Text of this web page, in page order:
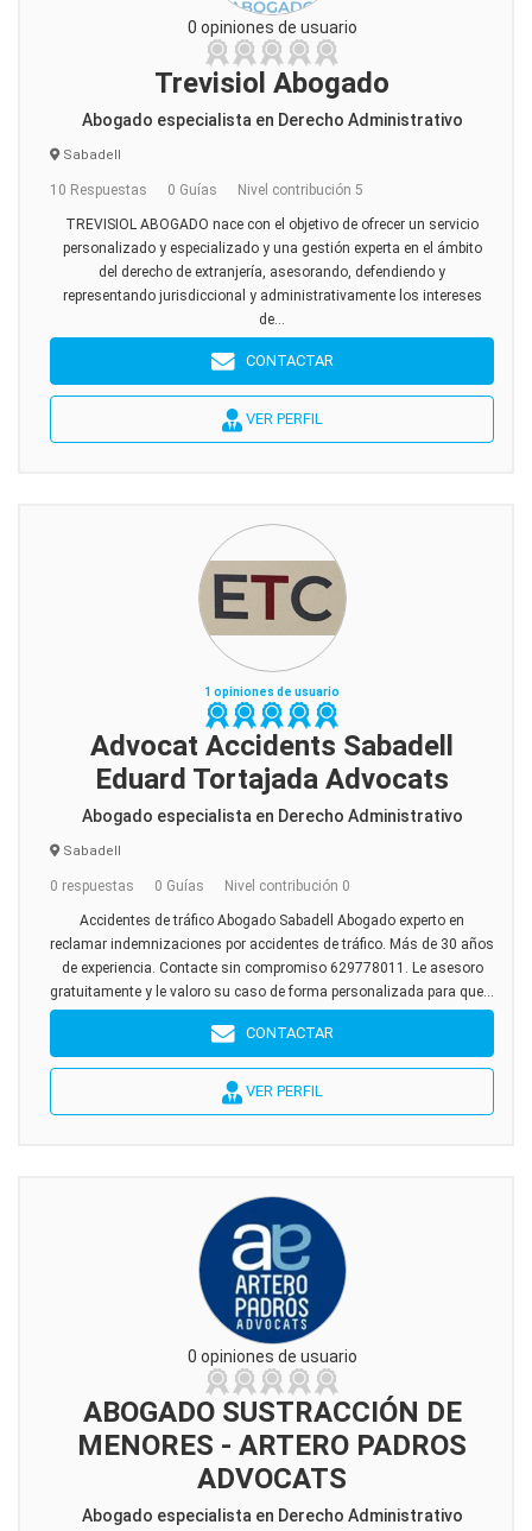
0 opiniones de usuario
Trevisiol Abogado
Abogado especialista en Derecho Administrativo
Sabadell
10 Respuestas 0 Guías Nivel contribución 5
TREVISIOL ABOGADO nace con el objetivo de ofrecer un servicio
personalizado y especializado y una gestión experta en el ámbito
del derecho de extranjería, asesorando, defendiendo y
representando jurisdiccional y administrativamente los intereses
de...
CONTACTAR
VER PERFIL
1 opiniones de usuario
Advocat Accidents Sabadell
Eduard Tortajada Advocats
Abogado especialista en Derecho Administrativo
Sabadell
0 respuestas 0 Guías Nivel contribución 0
Accidentes de tráfico Abogado Sabadell Abogado experto en
reclamar indemnizaciones por accidentes de tráfico. Más de 30 años
de experiencia. Contacte sin compromiso 629778011. Le asesoro
gratuitamente y le valoro su caso de forma personalizada para que...
CONTACTAR
VER PERFIL
0 opiniones de usuario
ABOGADO SUSTRACCIÓN DE
MENORES - ARTERO PADROS
ADVOCATS
Abogado especialista en Derecho Administrativo